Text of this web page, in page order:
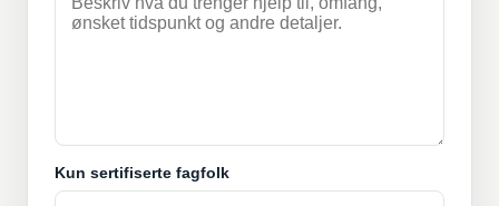
Kun sertifiserte fagfolk